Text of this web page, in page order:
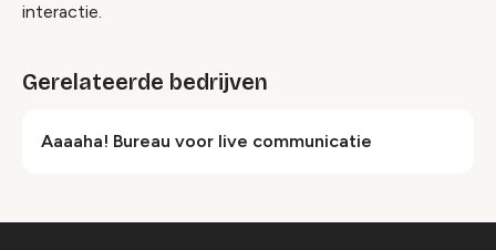
interactie.
Gerelateerde bedrijven
Aaaaha! Bureau voor live communicatie